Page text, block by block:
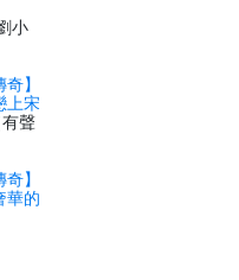
小
】
上宋
聲
】
華的